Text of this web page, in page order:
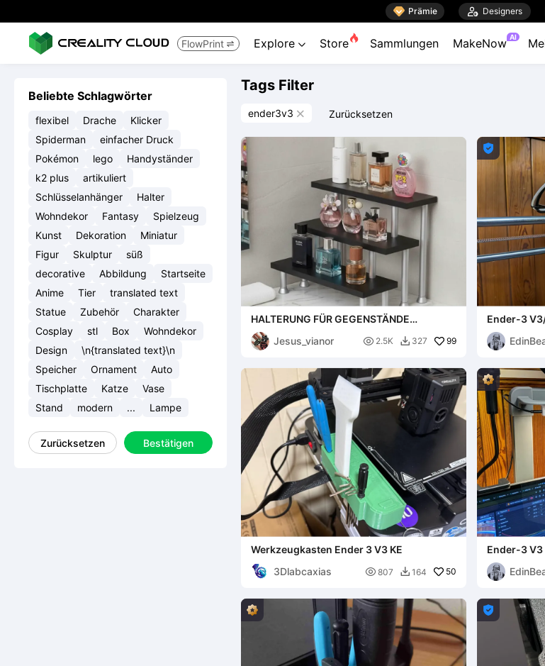
 Prämie  Designers
FlowPrint  Explore  Store Sammlungen MakeNow AI
Beliebte Schlagwörter
flexibel Drache
Klicker
Spiderman
einfacher Druck
Pokémon
lego
Handyständer
k2 plus
artikuliert
Schlüsselanhänger
Halter
Wohndekor
Fantasy
Spielzeug
Kunst
Dekoration
Miniatur
Figur
Skulptur
süß
decorative
Abbildung
Startseite
Anime
Tier
translated text
Statue
Zubehör
Charakter
Cosplay
stl Box
Wohndekor
Design
\n{translated text}\n
Speicher
Ornament
Auto
Tischplatte
Katze
Vase
Stand
modern ... Lampe
Zurücksetzen Bestätigen
Tags Filter
ender3v3  Zurücksetzen
HALTERUNG FÜR GEGENSTÄNDE
(BEISPIEL: PARFÜMS)
Jesus_vianor
 2.5K  327 99

Ender-3
Werkzeugkasten Ender 3 V3 KE
3Dlabcaxias
 807  164 50
Ender-3
